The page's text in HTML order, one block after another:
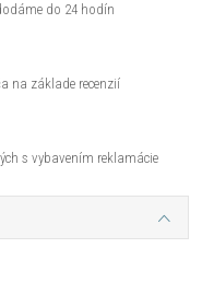
do 24 hodín
na základe recenzií
s vybavením reklamácie